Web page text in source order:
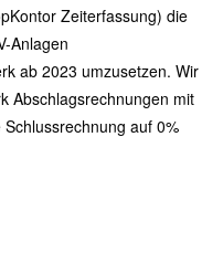
Zeiterfassung) die
Anlagen
ab 2023 umzusetzen. Wir
Abschlagsrechnungen mit
auf 0%